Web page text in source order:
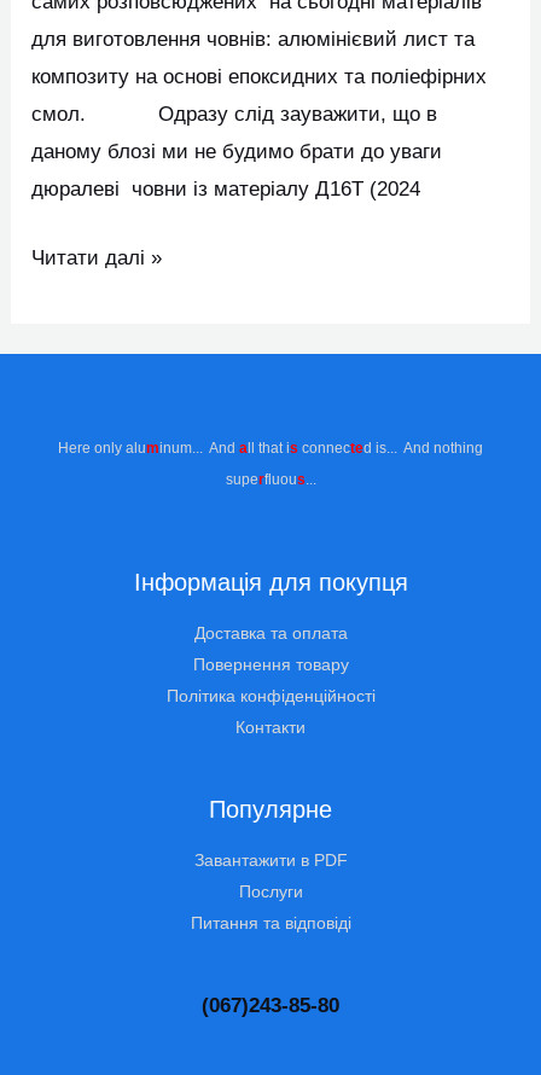
для виготовлення човнів: алюмінієвий лист та
композиту на основі епоксидних та поліефірних
смол. Одразу слід зауважити, що в
даному блозі ми не будимо брати до уваги
дюралеві човни із матеріалу Д16Т (2024
Читати далі »
Here only aluminum... And a ll that is connected is... And nothing
superfluous...
Інформація для покупця
Доставка та оплата
Повернення товару
Політика конфіденційності
Контакти
Популярне
Завантажити в PDF
Послуги
Питання та відповіді
(067)243-85-80